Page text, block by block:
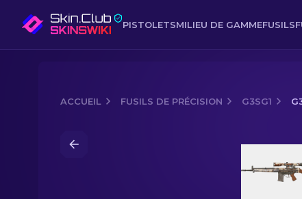
PISTOLETSMILIEU DE GAMMEFUSILS
ACCUEIL FUSILS DE PRÉCISION G3SG1